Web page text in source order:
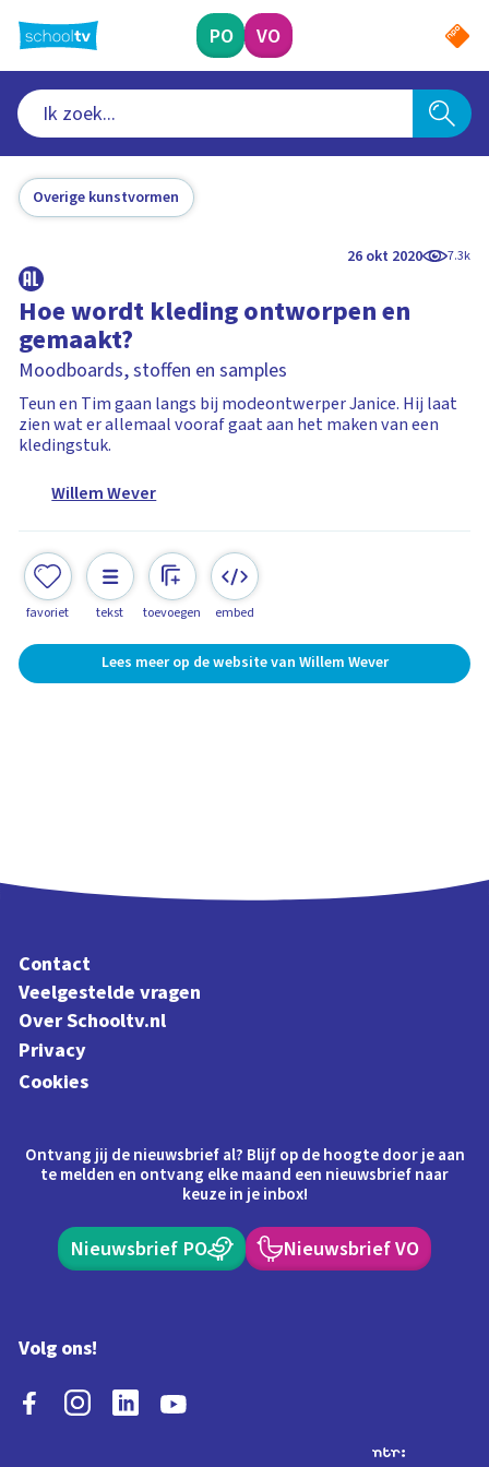
naar
hoofdinhoud
PO VO
Overige kunstvormen
26 okt 2020 7.3k
Hoe wordt kleding ontworpen en
gemaakt?
Moodboards, stoffen en samples
Teun en Tim gaan langs bij modeontwerper Janice. Hij laat
zien wat er allemaal vooraf gaat aan het maken van een
kledingstuk.
Willem Wever
favoriet tekst toevoegen embed
Lees meer op de website van Willem Wever
Contact
Veelgestelde vragen
Over Schooltv.nl
Privacy
Cookies
Ontvang jij de nieuwsbrief al? Blijf op de hoogte door je aan
te melden en ontvang elke maand een nieuwsbrief naar
keuze in je inbox!
Nieuwsbrief PO Nieuwsbrief VO
Volg ons!